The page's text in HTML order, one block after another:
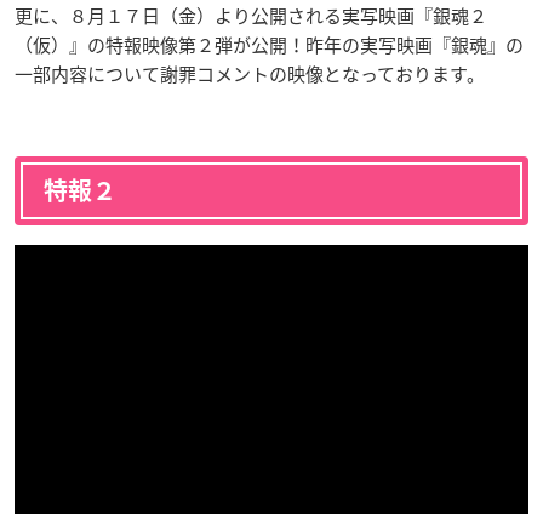
更に、８月１７日（金）より公開される実写映画『銀魂２
（仮）』の特報映像第２弾が公開！昨年の実写映画『銀魂』の
一部内容について謝罪コメントの映像となっております。
特報２